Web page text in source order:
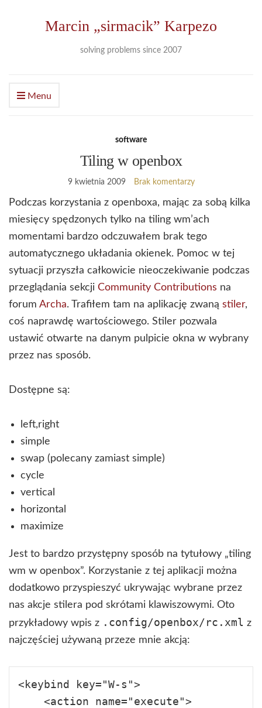
Marcin „sirmacik” Karpezo
solving problems since 2007
Menu
software
Tiling w openbox
9 kwietnia 2009 Brak komentarzy
Podczas korzystania z openboxa, mając za sobą kilka
miesięcy spędzonych tylko na tiling wm’ach
momentami bardzo odczuwałem brak tego
automatycznego układania okienek. Pomoc w tej
sytuacji przyszła całkowicie nieoczekiwanie podczas
przeglądania sekcji Community Contributions na
forum Archa. Trafiłem tam na aplikację zwaną stiler,
coś naprawdę wartościowego. Stiler pozwala
ustawić otwarte na danym pulpicie okna w wybrany
przez nas sposób.
Dostępne są:
left,right
simple
swap (polecany zamiast simple)
cycle
vertical
horizontal
maximize
Jest to bardzo przystępny sposób na tytułowy „tiling
wm w openbox”. Korzystanie z tej aplikacji można
dodatkowo przyspieszyć ukrywając wybrane przez
nas akcje stilera pod skrótami klawiszowymi. Oto
przykładowy wpis z .config/openbox/rc.xml z
najczęściej używaną przeze mnie akcją:
<keybind key="W-s">
    <action name="execute">